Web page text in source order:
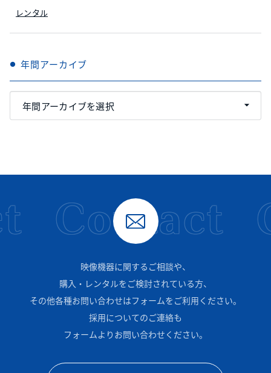
レンタル
年間アーカイブ
Contact
映像機器に関するご相談や、
購入・レンタルをご検討されている方、
その他各種お問い合わせはフォームをご利用ください。
採用についてのご連絡も
フォームよりお問い合わせください。